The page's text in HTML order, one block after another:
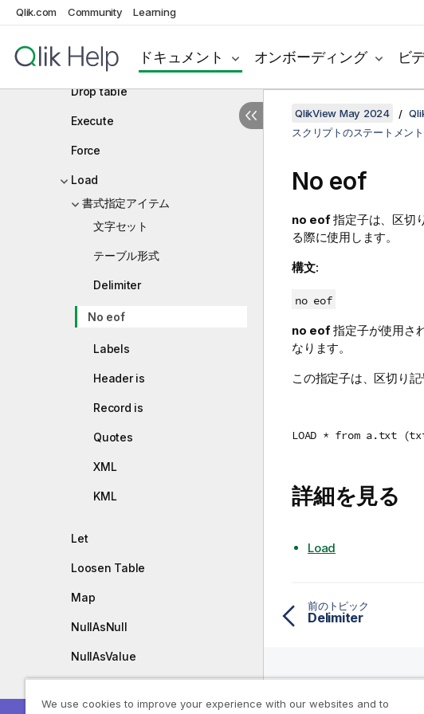
Qlik.com Community Learning
ドキュメント オンボーディング ビ
Drop field
Drop table
Execute
Force
Load
書式指定アイテム
文字セット
テーブル形式
Delimiter
No eof
Labels
Header is
Record is
Quotes
XML
KML
Let
Loosen Table
Map
NullAsNull
NullAsValue
QlikView May 2024
スクリプトのステートメン
No eof
no eof指定子は、区切
る際に使用します。
構文:
no eof
no eof指定子が使用さ
なります。
この指定子は、区切り
LOAD * from a.txt
詳細を見る
Load
前のトピック
Delimiter
リソース
We use cookies to improve your experience with our websites and to